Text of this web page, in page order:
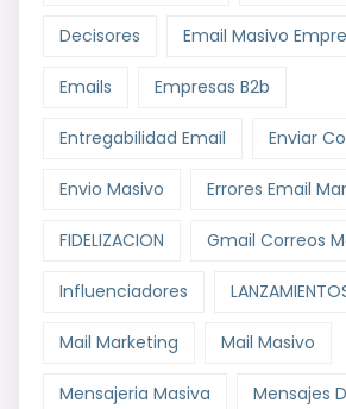
Decisores Email Masivo
Emails Empresas B2b
Entregabilidad Email Enviar
Envio Masivo Errores Email
FIDELIZACION Gmail Correos
Influenciadores
Mail Marketing Mail Masivo
Mensajeria Masiva Mensajes